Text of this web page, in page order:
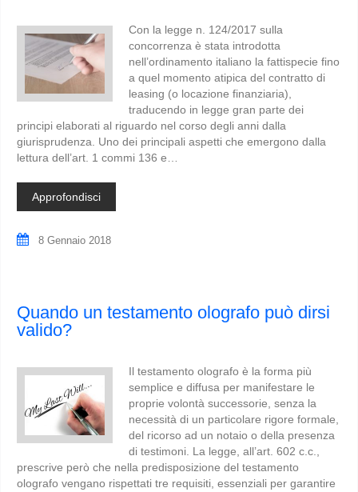
Con la legge n. 124/2017 sulla
concorrenza è stata introdotta
nell’ordinamento italiano la fattispecie fino
a quel momento atipica del contratto di
leasing (o locazione finanziaria),
traducendo in legge gran parte dei
principi elaborati al riguardo nel corso degli anni dalla
giurisprudenza. Uno dei principali aspetti che emergono dalla
lettura dell’art. 1 commi 136 e…
Approfondisci
8 Gennaio 2018
Quando un testamento olografo può dirsi
valido?
Il testamento olografo è la forma più
semplice e diffusa per manifestare le
proprie volontà successorie, senza la
necessità di un particolare rigore formale,
del ricorso ad un notaio o della presenza
di testimoni. La legge, all’art. 602 c.c.,
prescrive però che nella predisposizione del testamento
olografo vengano rispettati tre requisiti, essenziali per garantire